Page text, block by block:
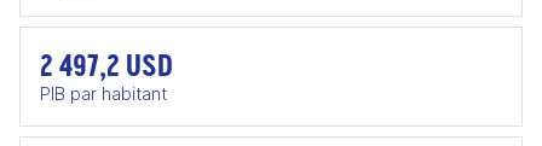
2 497,2 USD
PIB par habitant